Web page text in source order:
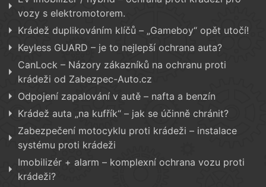
vozy s elektromotorem.
Krádež duplikováním klíčů – „Gameboy“ opět utočí!
Keyless GUARD – je to nejlepší ochrana auta?
CanLock – Názory zákazníků na ochranu proti
krádeži od Zabezpec-Auto.cz
Odpojení zapalování v autě – nafta a benzín
Krádež auta „na kufřík“ – jak se účinně chránit?
Zabezpečení motocyklu proti krádeži – instalace
systému proti krádeži
Imobilizér + alarm – komplexní ochrana vozu proti
krádeži?